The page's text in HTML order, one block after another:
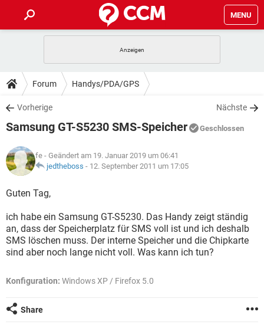
MENU
ANDROID IOS
WINDOWS 10
WHATSAPP TIKTOK
FACEBOOK
TIPPS & TRICKS
SPIELE STREAMING
WHATSAPP TIKTOK
FACEBOOK
DOWNLOADS
SPIELE STREAMING
ANDROID
WINDOWS 10 INSTAGRAM
WHATSAPP
SPIELE STREAMING
ANDROID
WINDOWS 10
WHATSAPP TIKTOK
FACEBOOK HARDWARE
LEXIKON
SPIELE
WINDOWS 10 INSTAGRAM
WHATSAPP TIKTOK
Forum Handys/PDA/GPS
Vorherige Nächste
Samsung GT-S5230 SMS-Speicher Geschlossen
fe - Geändert am 19. Januar 2019 um 06:41
jedtheboss - 12. September 2011 um 17:05
Guten Tag,
ich habe ein Samsung GT-S5230. Das Handy zeigt ständig
an, dass der Speicherplatz für SMS voll ist und ich deshalb
SMS löschen muss. Der interne Speicher und die Chipkarte
sind aber noch lange nicht voll. Was kann ich tun?
Konfiguration: Windows XP / Firefox 5.0
Share